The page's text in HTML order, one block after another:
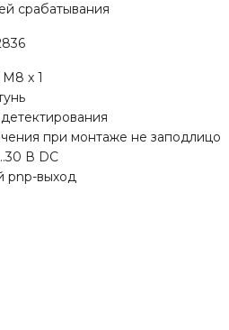
срабатывания
x 1
при монтаже не заподлицо
В DC
pnp-выход